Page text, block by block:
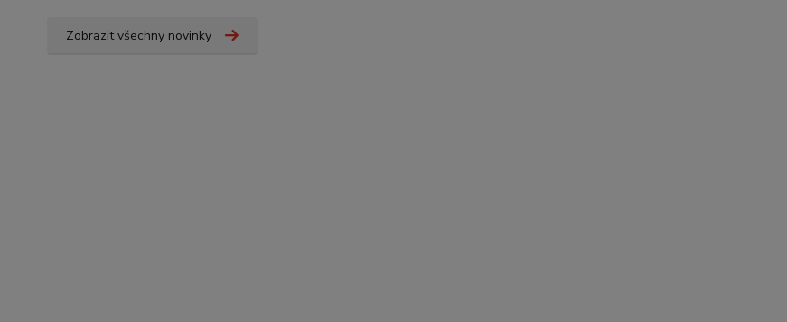
Zobrazit všechny novinky